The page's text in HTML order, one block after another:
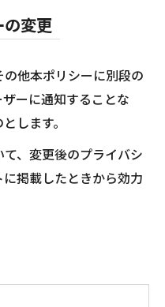
変更
他本ポリシーに別段の
ーに通知することな
します。
、変更後のプライバシ
掲載したときから効力